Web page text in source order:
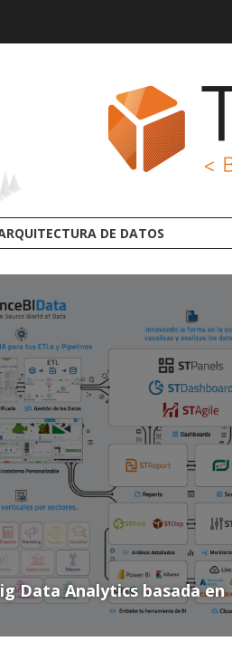
GROOT AI
Data Analytics basada en